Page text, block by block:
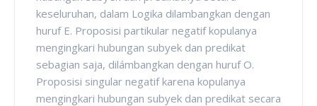
keseluruhan, dalam Logika dilambangkan dengan
huruf E. Proposisi partikular negatif kopulanya
mengingkari hubungan subyek dan predikat
sebagian saja, dilámbangkan dengan huruf O.
Proposisi singular negatif karena kopulanya
mengingkari hubungan subyek dan predikat secara